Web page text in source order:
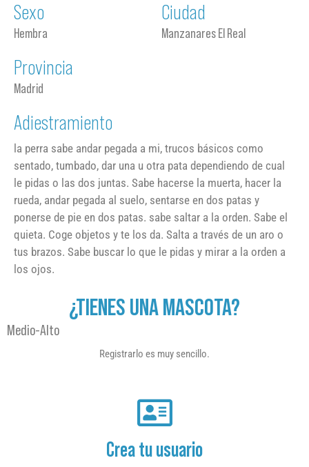
Sexo
Hembra
Ciudad
Manzanares El Real
Provincia
Madrid
Adiestramiento
la perra sabe andar pegada a mi, trucos básicos como
sentado, tumbado, dar una u otra pata dependiendo de cual
le pidas o las dos juntas. Sabe hacerse la muerta, hacer la
rueda, andar pegada al suelo, sentarse en dos patas y
ponerse de pie en dos patas. sabe saltar a la orden. Sabe el
quieta. Coge objetos y te los da. Salta a través de un aro o
tus brazos. Sabe buscar lo que le pidas y mirar a la orden a
los ojos.
¿TIENES UNA MASCOTA?
Medio-Alto
Registrarlo es muy sencillo.
Crea tu usuario